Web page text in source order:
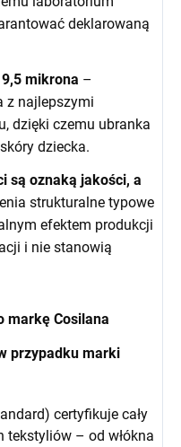
deklarowaną
mikrona –
z najlepszymi
dzięki czemu ubranka
dziecka.
są oznaką jakości, a
strukturalne typowe
efektem produkcji
i nie stanowią
markę Cosilana
przypadku marki
certyfikuje cały
tekstyliów – od włókna